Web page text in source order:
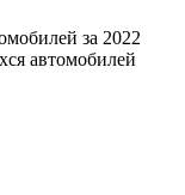
за 2022
автомобилей